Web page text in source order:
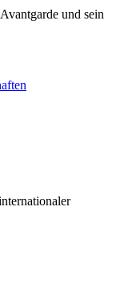
und sein